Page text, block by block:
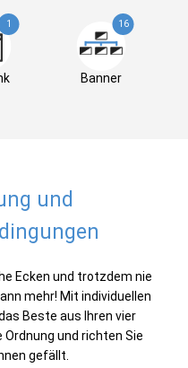
1 16
Banner
und
Ecken und trotzdem nie
mehr! Mit individuellen
Beste aus Ihren vier
und richten Sie
gefällt.